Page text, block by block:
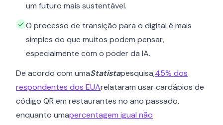
um futuro mais sustentável.
O processo de transição para o digital é mais
simples do que muitos podem pensar,
especialmente com o poder da IA.
De acordo com umaStatistapesquisa,45% dos
respondentes dos EUArelataram usar cardápios de
código QR em restaurantes no ano passado,
enquanto umapercentagem igual não